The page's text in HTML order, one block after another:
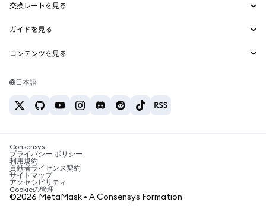
MetaMask Connect
Snaps
Web3サービス
セキュリティ
サポート
キャリア
お問い合わせ
イーサリアムの価格
Solanaの価格
Tetherの価格
交換レートを見る
ETH→USD
USDT→INR
BTC→INR
ETH→USDT
ガイドを見る
ETHの購入
USDTの購入
SHIBの購入
BNBの購入
コンテンツを見る
Solanaウォレット
税制関連ニュース
暗号資産の購入方法は？
ビットコインを売るには？
日本語
Consensys
プライバシー ポリシー
利用規約
貢献者ライセンス契約
サイトマップ
アクセシビリティ
Cookieの管理
©2026 MetaMask • A Consensys Formation